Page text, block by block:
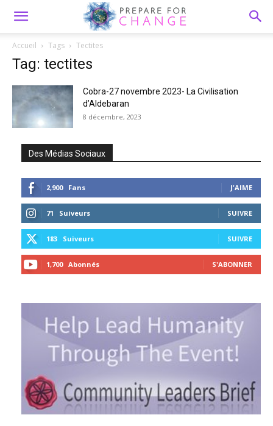
Accueil Tags Tectites
Tag: tectites
Cobra-27 novembre 2023- La Civilisation
d’Aldebaran
8 décembre, 2023
Des Médias Sociaux
2,900 Fans J'AIME
71 Suiveurs SUIVRE
183 Suiveurs SUIVRE
1,700 Abonnés S'ABONNER